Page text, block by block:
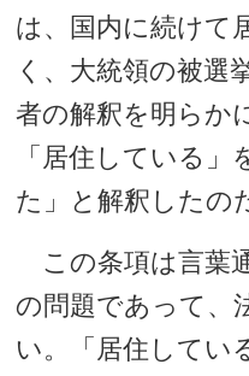
は、国内に続けて
く、大統領の被選
者の解釈を明らか
「居住している」
た」と解釈したの
この条項は言葉
の問題であって、
い。「居住してい